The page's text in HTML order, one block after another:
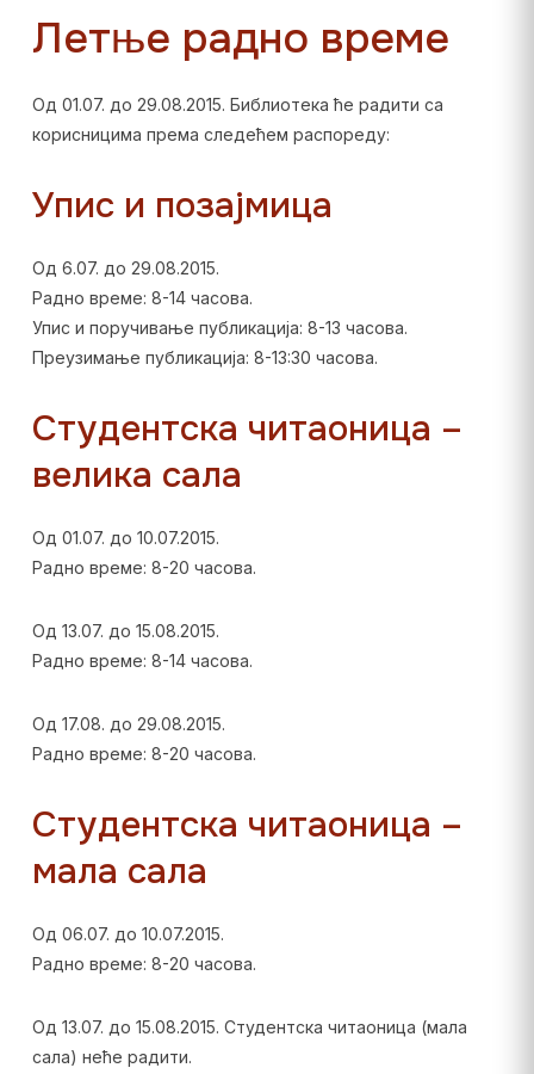
Летње радно време
Од 01.07. до 29.08.2015. Библиотека ће радити са
корисницима према следећем распореду:
Упис и позајмица
Од 6.07. до 29.08.2015.
Радно време: 8-14 часова.
Упис и поручивање публикација: 8-13 часова.
Преузимање публикација: 8-13:30 часова.
Студентска читаоница –
велика сала
Од 01.07. до 10.07.2015.
Радно време: 8-20 часова.
Од 13.07. до 15.08.2015.
Радно време: 8-14 часова.
Од 17.08. до 29.08.2015.
Радно време: 8-20 часова.
Студентска читаоница –
мала сала
Од 06.07. до 10.07.2015.
Радно време: 8-20 часова.
Од 13.07. до 15.08.2015. Студентска читаоница (мала
сала) неће радити.